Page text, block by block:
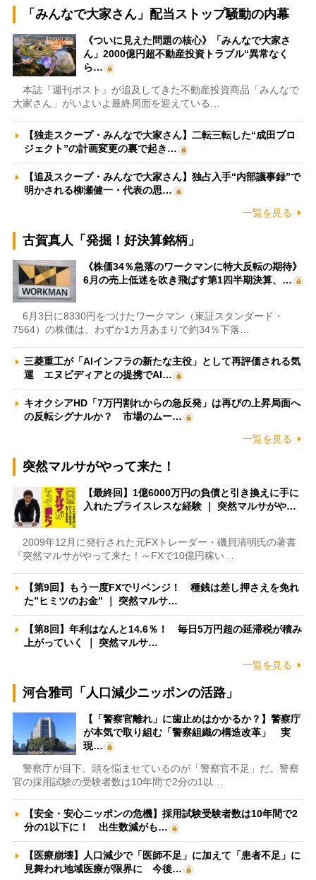
「みんなで大家さん」配当ストップ騒動の内幕
《ついに見えた問題の核心》「みんなで大家さ
ん」2000億円超不動産投資トラブル“異常なく
ら…
本誌『週刊ポスト』が追及してきた不動産投資商品「みんなで
大家さん」がいよいよ最終局面を迎えている…
【独走スクープ・みんなで大家さん】二転三転した“成田プロ
ジェクト”の計画変更の裏で起き…
【追及スクープ・みんなで大家さん】独占入手“内部議事録”で
明かされる柳瀬健一・代表の思…
一覧を見る
古賀真人「発掘！好決算銘柄」
《株価34％急落のワークマンに特大反転の期待》
6月の売上低迷を吹き飛ばす第1四半期決算、…
6月3日に8330円をつけたワークマン（東証スタンダード・
7564）の株価は、わずか1カ月あまりで約34％下落…
三菱重工が「AIインフラの新たな主役」として再評価される気
運 エヌビディアとの提携でAI…
キオクシアHD「7万円割れからの急反発」は再びの上昇局面へ
の反転シグナルか？ 市場のムー…
一覧を見る
突然マルサがやって来た！
【最終回】1億6000万円の負債と引き換えに手に
入れたプライスレスな経験 ｜ 突然マルサがや…
2009年12月に発行された元FXトレーダー・磯貝清明氏の著書
『突然マルサがやって来た！～FXで10億円稼い…
【第9回】もう一度FXでリベンジ！ 種銭は差し押さえを免れ
た”ヒミツのお金” ｜ 突然マルサ…
【第8回】年利はなんと14.6％！ 毎日5万円超の延滞税が積み
上がっていく ｜ 突然マルサ…
一覧を見る
河合雅司「人口減少ニッポンの活路」
【「警察官離れ」に歯止めはかかるか？】警察庁
が本気で取り組む「警察組織の構造改革」 実
現…
警察庁が目下、頭を悩ませているのが「警察官不足」だ。警察
官の採用試験の受験者数は10年間で2分の1以…
【安全・安心ニッポンの危機】採用試験受験者数は10年間で2
分の1以下に！ 出生数減がも…
【医療崩壊】人口減少で「医師不足」に加えて「患者不足」に
見舞われ地域医療が限界に 今後…